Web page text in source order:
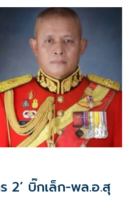
2’ บิ๊กเล็ก-พล.อ.สุ